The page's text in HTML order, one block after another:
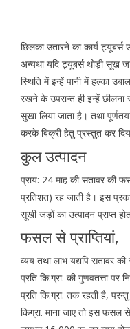
छिलका उतारने का कार्य
अन्यथा यदि ट्यूबर्स थोड़ी सूख
स्थिति में इन्हें पानी में हल्का
रखने के उपरान्त ही इन्हें छीलना
सुखा लिया जाता है। तथा
करके बिक्री हेतु प्रस्तुत कर
कुल उत्पादन
प्राय: 24 माह की सतावर की
प्रतिशत) रह जाती है। इस
सूखी जड़ों का उत्पादन प्राप्त
फसल से प्राप्तियां,
व्यय तथा लाभ यद्यपि सतावर
प्रति कि.ग्रा. की गुणवतत्ता पर
प्रति कि.ग्रा. तक रहती है,
किग्रा. माना जाए तो इस फसल